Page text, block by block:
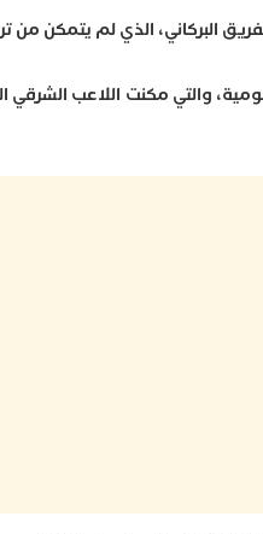
البركاني، الذي لم يتمكن من
والتي مكنت اللاعب